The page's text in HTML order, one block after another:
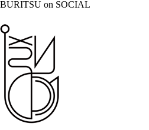
BURITSU on SOCIAL